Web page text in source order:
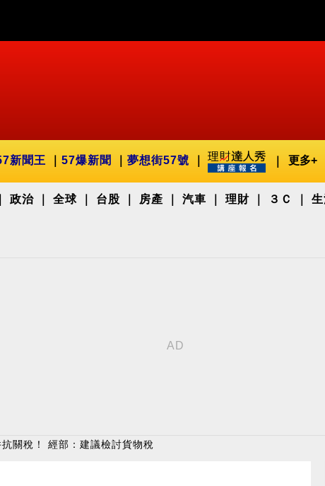
新聞王 57爆新聞 夢想街57號 更多+
政治 全球 台股 房產 汽車 理財 ３Ｃ
關稅！ 經部：建議檢討貨物稅